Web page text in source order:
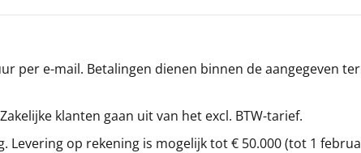
per e-mail. Betalingen dienen binnen de aangegeven
klanten gaan uit van het excl. BTW-tarief.
Levering op rekening is mogelijk tot € 50.000 (tot 1